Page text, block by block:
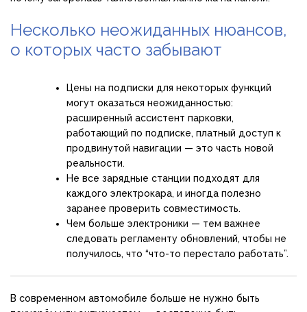
Несколько неожиданных нюансов,
о которых часто забывают
Цены на подписки для некоторых функций
могут оказаться неожиданностью:
расширенный ассистент парковки,
работающий по подписке, платный доступ к
продвинутой навигации — это часть новой
реальности.
Не все зарядные станции подходят для
каждого электрокара, и иногда полезно
заранее проверить совместимость.
Чем больше электроники — тем важнее
следовать регламенту обновлений, чтобы не
получилось, что “что-то перестало работать”.
В современном автомобиле больше не нужно быть